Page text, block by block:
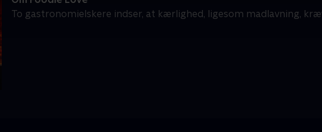
To gastronomielskere indser, at kærlighed, ligesom madlavning,